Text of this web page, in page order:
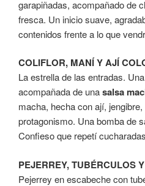
garapiñadas, acompañado de
fresca. Un inicio suave,
contenidos frente a lo que
COLIFLOR, MANÍ Y AJÍ
La estrella de las entradas.
acompañada de unasalsa
macha, hecha con ají,
protagonismo. Una bomba de
Confieso que repetí
PEJERREY, TUBÉRCULOS
Pejerrey en escabeche con